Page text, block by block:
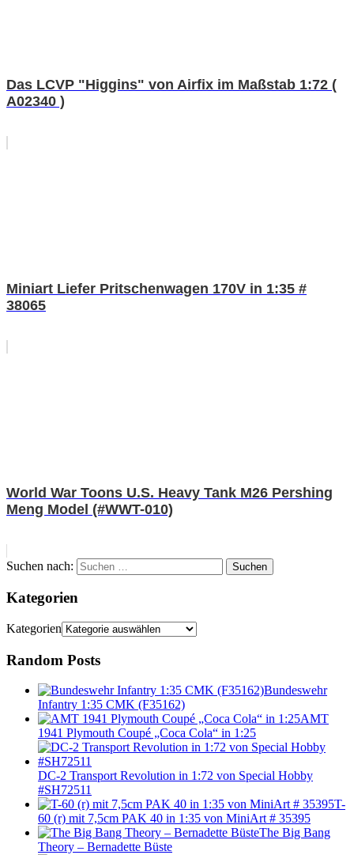
Das LCVP "Higgins" von Airfix im Maßstab 1:72 (
A02340 )
Miniart Liefer Pritschenwagen 170V in 1:35 #
38065
World War Toons U.S. Heavy Tank M26 Pershing
Meng Model (#WWT-010)
Suchen nach: Suchen
Kategorien
Kategorien
Random Posts
Bundeswehr
Infantry 1:35 CMK (F35162)
AMT
1941 Plymouth Coupé „Coca Cola“ in 1:25
DC-2 Transport Revolution in 1:72 von Special Hobby
#SH72511
T-
60 (r) mit 7,5cm PAK 40 in 1:35 von MiniArt # 35395
The Big Bang
Theory – Bernadette Büste